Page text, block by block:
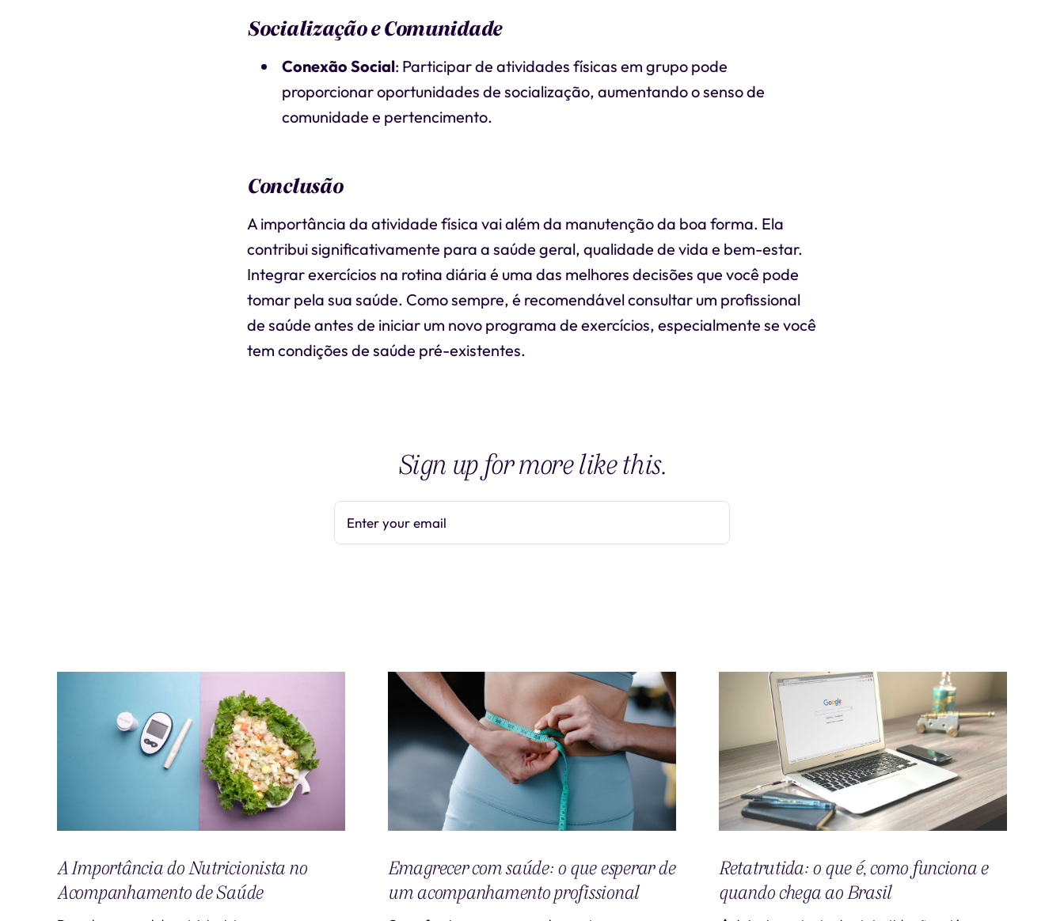
Socialização e Comunidade
Conexão Social: Participar de atividades físicas em grupo pode
proporcionar oportunidades de socialização, aumentando o senso de
comunidade e pertencimento.
Conclusão
A importância da atividade física vai além da manutenção da boa forma. Ela
contribui significativamente para a saúde geral, qualidade de vida e bem-estar.
Integrar exercícios na rotina diária é uma das melhores decisões que você pode
tomar pela sua saúde. Como sempre, é recomendável consultar um profissional
de saúde antes de iniciar um novo programa de exercícios, especialmente se você
tem condições de saúde pré-existentes.
Sign up for more like this.
Enter your email
A Importância do Nutricionista no
Acompanhamento de Saúde
Emagrecer com saúde: o que esperar de
um acompanhamento profissional
Retatrutida: o que é, como funciona e
quando chega ao Brasil